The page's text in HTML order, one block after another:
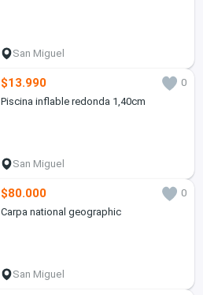
San Miguel
$13.990
0
Piscina inflable redonda 1,40cm
San Miguel
$80.000
0
Carpa national geographic
San Miguel